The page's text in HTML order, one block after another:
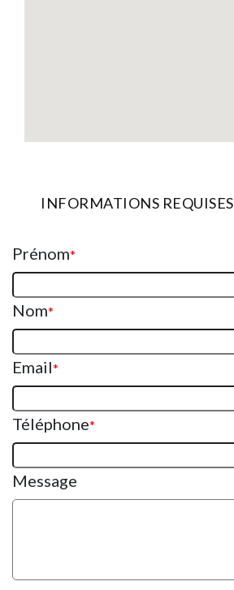
INFORMATIONS REQUISES
Prénom*
Nom*
Email*
Téléphone*
Message